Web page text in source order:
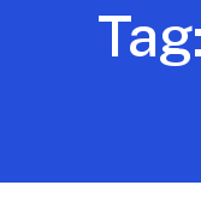
Tag: